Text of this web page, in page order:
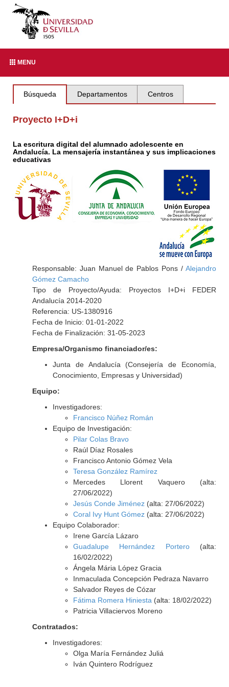
MENU
Búsqueda Departamentos Centros
Proyecto I+D+i
La escritura digital del alumnado adolescente en
Andalucía. La mensajería instantánea y sus implicaciones
educativas
Responsable: Juan Manuel de Pablos Pons / Alejandro
Gómez Camacho
Tipo de Proyecto/Ayuda: Proyectos I+D+i FEDER
Andalucía 2014-2020
Referencia: US-1380916
Fecha de Inicio: 01-01-2022
Fecha de Finalización: 31-05-2023
Empresa/Organismo financiador/es:
Junta de Andalucía (Consejería de Economía,
Conocimiento, Empresas y Universidad)
Equipo:
Investigadores:
Francisco Núñez Román
Equipo de Investigación:
Pilar Colas Bravo
Raúl Díaz Rosales
Francisco Antonio Gómez Vela
Teresa González Ramírez
Mercedes Llorent Vaquero (alta:
27/06/2022)
Jesús Conde Jiménez(alta: 27/06/2022)
Coral Ivy Hunt Gómez(alta: 27/06/2022)
Equipo Colaborador:
Irene García Lázaro
Guadalupe Hernández Portero(alta:
16/02/2022)
Ángela Mária López Gracia
Inmaculada Concepción Pedraza Navarro
Salvador Reyes de Cózar
Fátima Romera Hiniesta (alta: 18/02/2022)
Patricia Villaciervos Moreno
Contratados:
Investigadores:
Olga María Fernández Juliá
Iván Quintero Rodríguez